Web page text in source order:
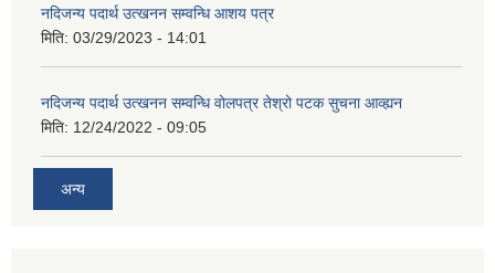
नदिजन्य पदार्थ उत्खनन सम्वन्धि आशय पत्र
मिति: 03/29/2023 - 14:01
नदिजन्य पदार्थ उत्खनन सम्वन्धि वोलपत्र तेश्रो पटक सुचना आव्ह्यन
मिति: 12/24/2022 - 09:05
अन्य